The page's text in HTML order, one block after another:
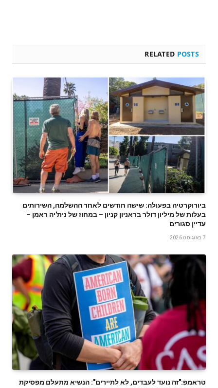
RELATED POSTS
ביורוקרטיה בפעולה: שישה חודשים לאחר ההשלמה, השירותים
בעלות של מיליון דולר בראניון קניון – במחוז של נית'יה ראמן –
עדיין סגורים
7 באוגוסט 2026
טראמפ:"זה נועד לעבדים, לא לתיירים": הנשיא מתעלם מפסיקת